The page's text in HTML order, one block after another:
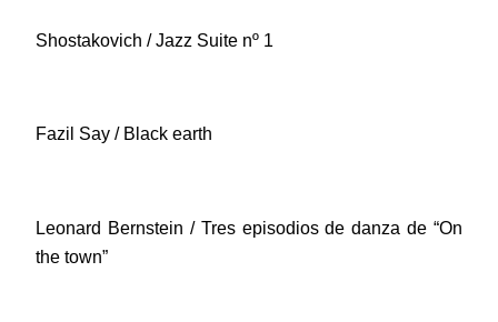
Shostakovich / Jazz Suite nº 1
Fazil Say / Black earth
Leonard Bernstein / Tres episodios de danza de “On
the town”